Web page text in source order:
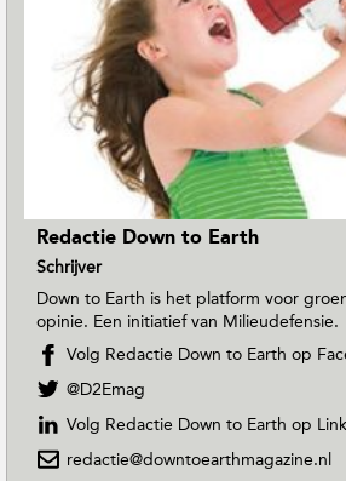
Redactie Down to Earth
Schrijver
Down to Earth is het platform voor
opinie. Een initiatief van Milieudefensie.
Volg Redactie Down to Earth op
V
g
@D2Emag
Volg Redactie Down to Earth op
redactie@downtoearthmagazine.nl